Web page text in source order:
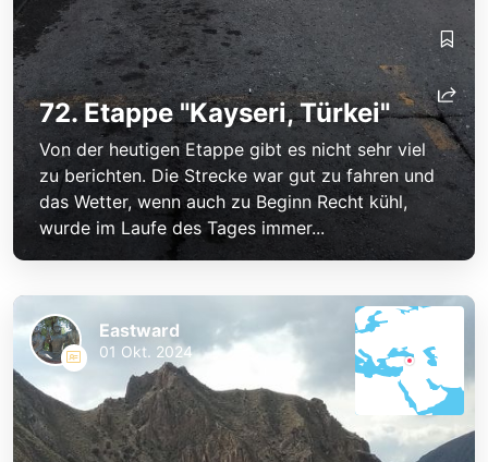
72. Etappe "Kayseri, Türkei"
Von der heutigen Etappe gibt es nicht sehr viel
zu berichten. Die Strecke war gut zu fahren und
das Wetter, wenn auch zu Beginn Recht kühl,
wurde im Laufe des Tages immer...
Eastward
01 Okt. 2024